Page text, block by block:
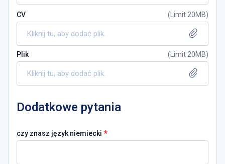
CV ( Limit 20MB)
Kliknij tu, aby dodać plik.
Plik ( Limit 20MB)
Kliknij tu, aby dodać plik.
Dodatkowe pytania
czy znasz język niemiecki *